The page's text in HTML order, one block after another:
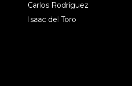
Carlos Rodríguez
Isaac del Toro